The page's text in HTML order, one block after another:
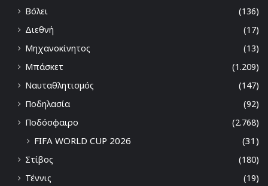
Βόλει
(136)
Διεθνή
(17)
Μηχανοκίνητος
(13)
Μπάσκετ
(1.209)
Ναυταθλητισμός
(147)
Ποδηλασία
(92)
Ποδόσφαιρο
(2.768)
FIFA WORLD CUP 2026 (31)
Στίβος
(180)
Τέννις
(19)